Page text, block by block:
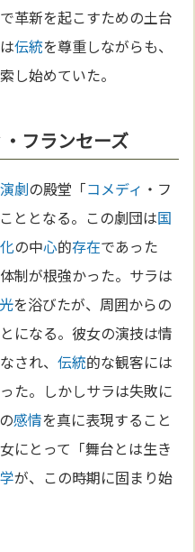
革新を起こすための土台
伝統を尊重しながらも、
し始めていた。
フランセーズ
演劇の殿堂「コメディ ・フ
ととなる。この劇団は国
の中心的存在であった
制が根強かった。サラは
光を浴びたが、周囲からの
になる。彼女の演技は情
され、伝統的な観客には
た。しかしサラは失敗に
感情を真に表現すること
にとって「舞台とは生き
が、この時期に固まり始